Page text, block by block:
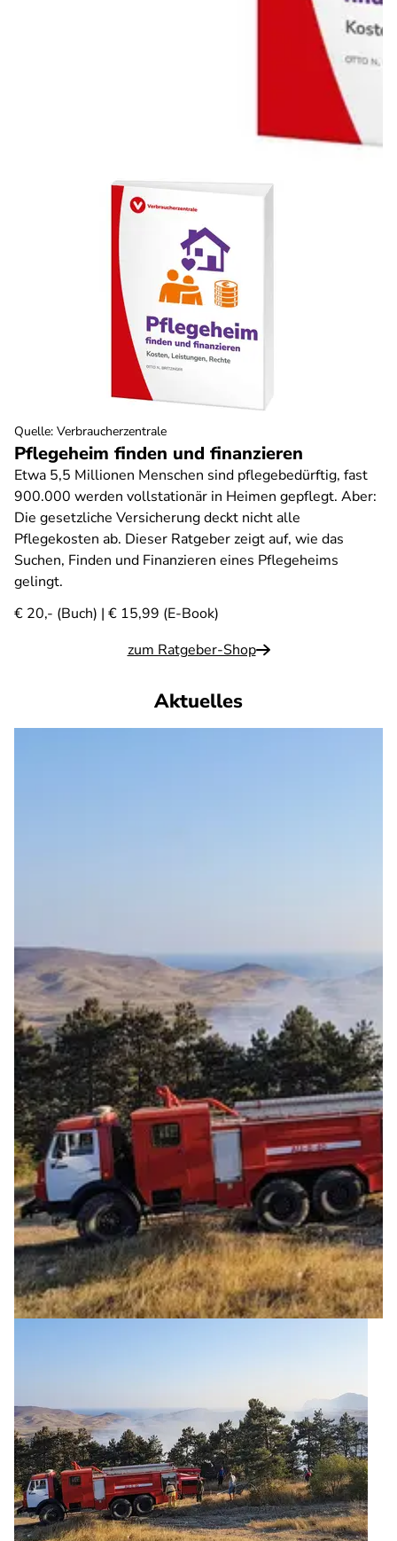
Pflegeheim finden und finanzieren
Etwa 5,5 Millionen Menschen sind pflegebedürftig, fast
900.000 werden vollstationär in Heimen gepflegt. Aber:
Die gesetzliche Versicherung deckt nicht alle
Pflegekosten ab. Dieser Ratgeber zeigt auf, wie das
Suchen, Finden und Finanzieren eines Pflegeheims
gelingt.
€ 20,- (Buch) | € 15,99 (E-Book)
zum Ratgeber-Shop
Quelle: Verbraucherzentrale
Aktuelles